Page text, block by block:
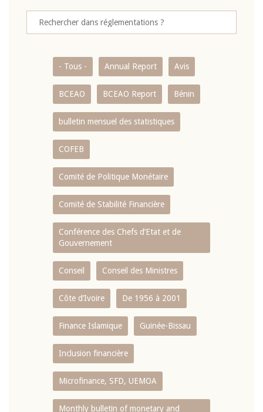
- Tous - Annual Report Avis
BCEAO BCEAO Report Bénin
bulletin mensuel des statistiques
COFEB
Comité de Politique Monétaire
Comité de Stabilité Financière
Conférence des Chefs d’Etat et de
Gouvernement
Conseil Conseil des Ministres
Côte d’Ivoire De 1956 à 2001
Finance Islamique Guinée-Bissau
Inclusion financière
Microfinance, SFD, UEMOA
Monthly bulletin of monetary and